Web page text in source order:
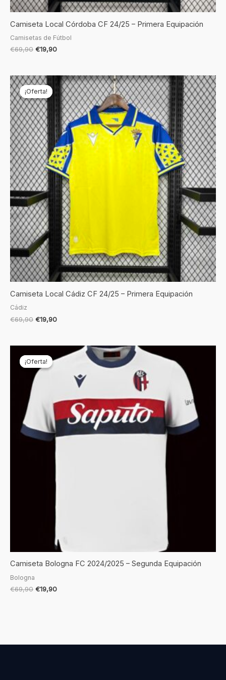
Camiseta Local Córdoba CF 24/25 – Primera Equipación
Camisetas de Fútbol
€69,90 €19,90
¡Oferta!
¡Oferta!
Camiseta Local Cádiz CF 24/25 – Primera Equipación
Cádiz
€69,90
El
precio
original
era:
€69,90.
€19,90
El
precio
actual
es:
€19,90.
¡Oferta!
¡Oferta!
Camiseta Bologna FC 2024/2025 – Segunda Equipación
Bologna
€69,90
precio
original
era:
€19,90
precio
€19,90.